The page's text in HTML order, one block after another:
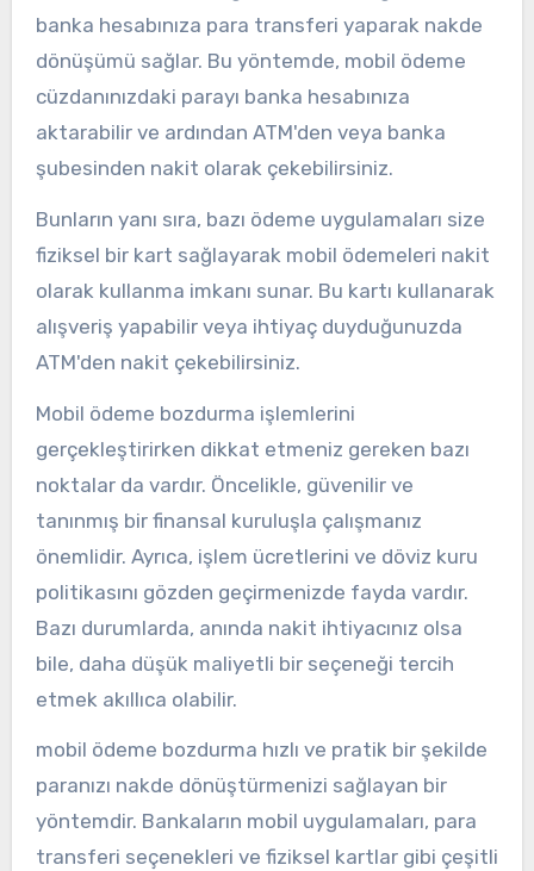
banka hesabınıza para transferi yaparak nakde
dönüşümü sağlar. Bu yöntemde, mobil ödeme
cüzdanınızdaki parayı banka hesabınıza
aktarabilir ve ardından ATM'den veya banka
şubesinden nakit olarak çekebilirsiniz.
Bunların yanı sıra, bazı ödeme uygulamaları size
fiziksel bir kart sağlayarak mobil ödemeleri nakit
olarak kullanma imkanı sunar. Bu kartı kullanarak
alışveriş yapabilir veya ihtiyaç duyduğunuzda
ATM'den nakit çekebilirsiniz.
Mobil ödeme bozdurma işlemlerini
gerçekleştirirken dikkat etmeniz gereken bazı
noktalar da vardır. Öncelikle, güvenilir ve
tanınmış bir finansal kuruluşla çalışmanız
önemlidir. Ayrıca, işlem ücretlerini ve döviz kuru
politikasını gözden geçirmenizde fayda vardır.
Bazı durumlarda, anında nakit ihtiyacınız olsa
bile, daha düşük maliyetli bir seçeneği tercih
etmek akıllıca olabilir.
mobil ödeme bozdurma hızlı ve pratik bir şekilde
paranızı nakde dönüştürmenizi sağlayan bir
yöntemdir. Bankaların mobil uygulamaları, para
transferi seçenekleri ve fiziksel kartlar gibi çeşitli